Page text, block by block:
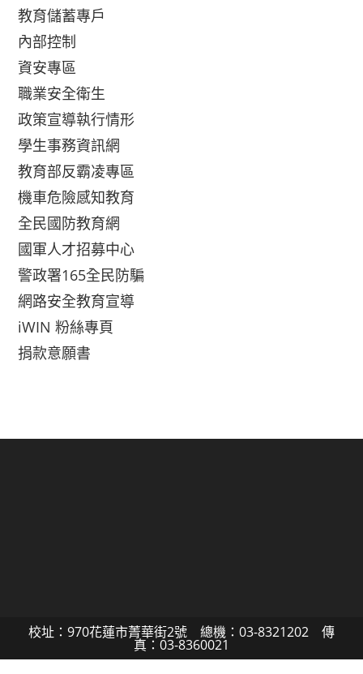
教育儲蓄專戶
內部控制
資安專區
職業安全衛生
政策宣導執行情形
學生事務資訊網
教育部反霸凌專區
機車危險感知教育
全民國防教育網
國軍人才招募中心
警政署165全民防騙
網路安全教育宣導
iWIN 粉絲專頁
捐款意願書
校址：970花蓮市菁華街2號 總機：03-8321202 傳
真：03-8360021